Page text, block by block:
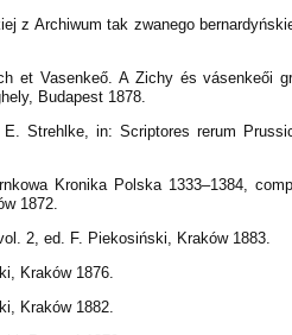
z Archiwum tak zwanego
et Vasenkeő. A Zichy és vásenkeői
Budapest 1878.
Strehlke, in: Scriptores rerum
Kronika Polska 1333–1384,
1872.
2, ed. F. Piekosiński, Kraków 1883.
Kraków 1876.
Kraków 1882.